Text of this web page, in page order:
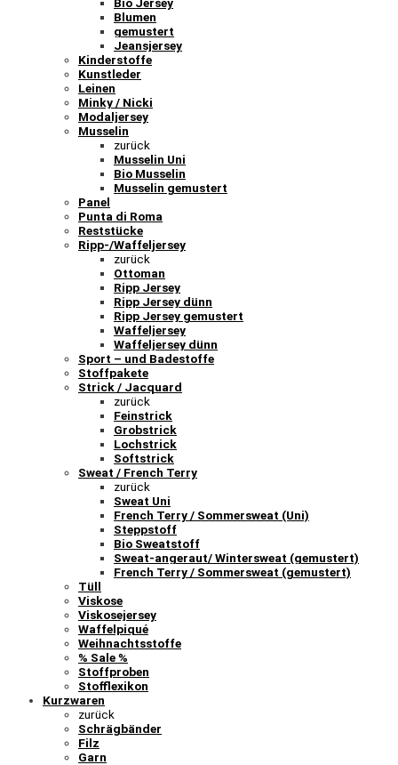
Blumen
gemustert
Jeansjersey
Kinderstoffe
Kunstleder
Leinen
Minky / Nicki
Modaljersey
Musselin
zurück
Musselin Uni
Bio Musselin
Musselin gemustert
Panel
Punta di Roma
Reststücke
Ripp-/Waffeljersey
zurück
Ottoman
Ripp Jersey
Ripp Jersey dünn
Ripp Jersey gemustert
Waffeljersey
Waffeljersey dünn
Sport – und Badestoffe
Stoffpakete
Strick / Jacquard
zurück
Feinstrick
Grobstrick
Lochstrick
Softstrick
Sweat / French Terry
zurück
Sweat Uni
French Terry / Sommersweat (Uni)
Steppstoff
Bio Sweatstoff
Sweat-angeraut/ Wintersweat (gemustert)
French Terry / Sommersweat (gemustert)
Tüll
Viskose
Viskosejersey
Waffelpiqué
Weihnachtsstoffe
% Sale %
Stoffproben
Stofflexikon
Kurzwaren
zurück
Schrägbänder
Filz
Garn